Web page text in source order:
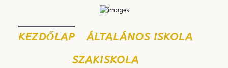
KEZDŐLAP
ÁLTALÁNOS ISKOLA
SZAKISKOLA